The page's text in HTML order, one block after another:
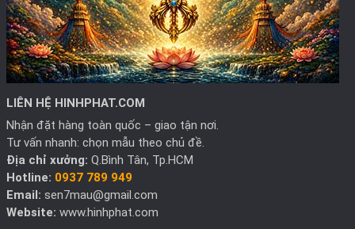
LIÊN HỆ HINHPHAT.COM
Nhận đặt hàng toàn quốc – giao tận nơi.
Tư vấn nhanh: chọn mẫu theo chủ đề.
Địa chỉ xưởng: Q.Bình Tân, Tp.HCM
Hotline: 0937 789 949
Email: sen7mau@gmail.com
Website: www.hinhphat.com